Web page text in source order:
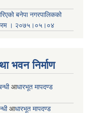
बनेपा नगरपालिकको
। २०७५।०५।०४
भवन निर्माण
आधारभूत मापदण्ड
आधारभूत मापदण्ड